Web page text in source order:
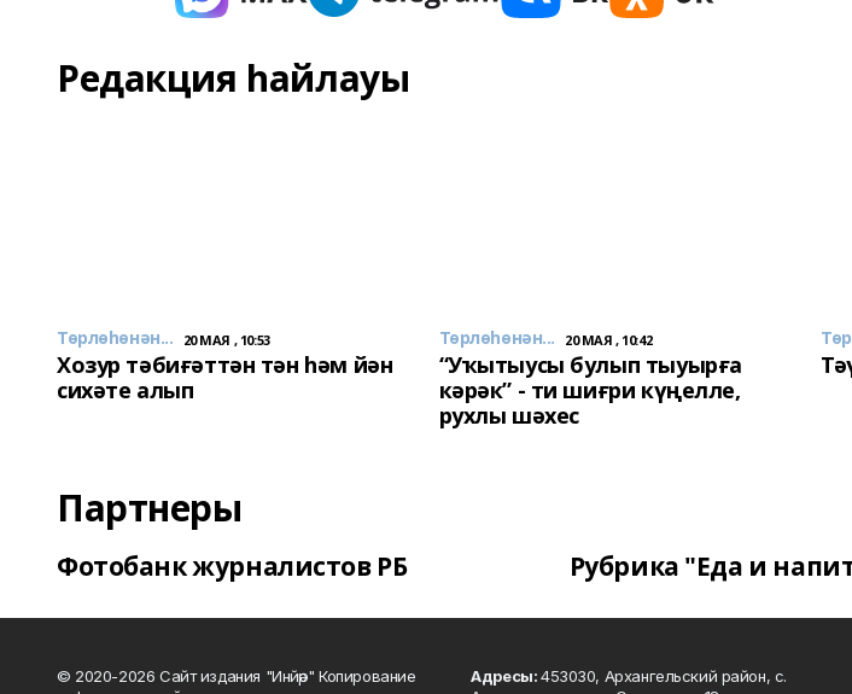
Редакция һайлауы
Төрлөһөнән... 20 МАЯ , 10:53
Хозур тәбиғәттән тән һәм йән
сихәте алып
Төрлөһөнән... 20 МАЯ , 10:42
“Уҡытыусы булып тыуырға
кәрәк” - ти шиғри күңелле,
рухлы шәхес
Партнеры
Фотобанк журналистов РБ Рубрика "Еда и
© 2020-2026 Сайт издания "Инйәр" Копирование
Адресы:453030, Архангельский район, с.